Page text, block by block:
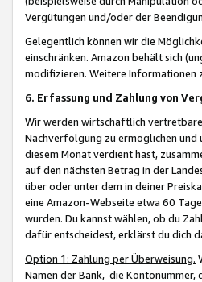
Vergütungen und/oder der
Gelegentlich können wir die
einschränken. Amazon behält sich
modifizieren. Weitere Informationen
6. Erfassung und Zahlung von
Wir werden wirtschaftlich
Nachverfolgung zu ermöglichen und
diesem Monat verdient hast,
auf den nächsten Betrag in der
über oder unter dem in deiner
eine Amazon-Webseite etwa 60
wurden. Du kannst wählen, ob du
dafür entscheidest, erklärst du dich
Option 1: Zahlung per Überweisung.
Namen der Bank, die Kontonummer,